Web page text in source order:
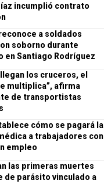
incumplió contrato
a soldados
soborno durante
en Santiago Rodríguez
los cruceros, el
multiplica”, afirma
de transportistas
cómo se pagará la
a trabajadores con
empleo
las primeras muertes
de parásito vinculado a